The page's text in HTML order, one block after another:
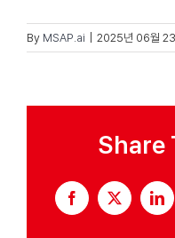
회사
for:
By MSAP.ai 2025년 06월
Share
Facebook
X